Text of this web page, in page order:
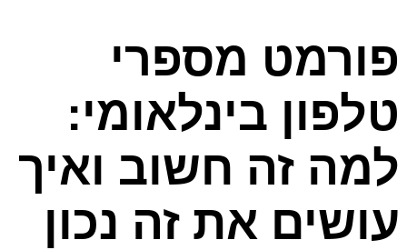
פורמט מספרי
טלפון בינלאומי:
למה זה חשוב ואיך
עושים את זה נכון